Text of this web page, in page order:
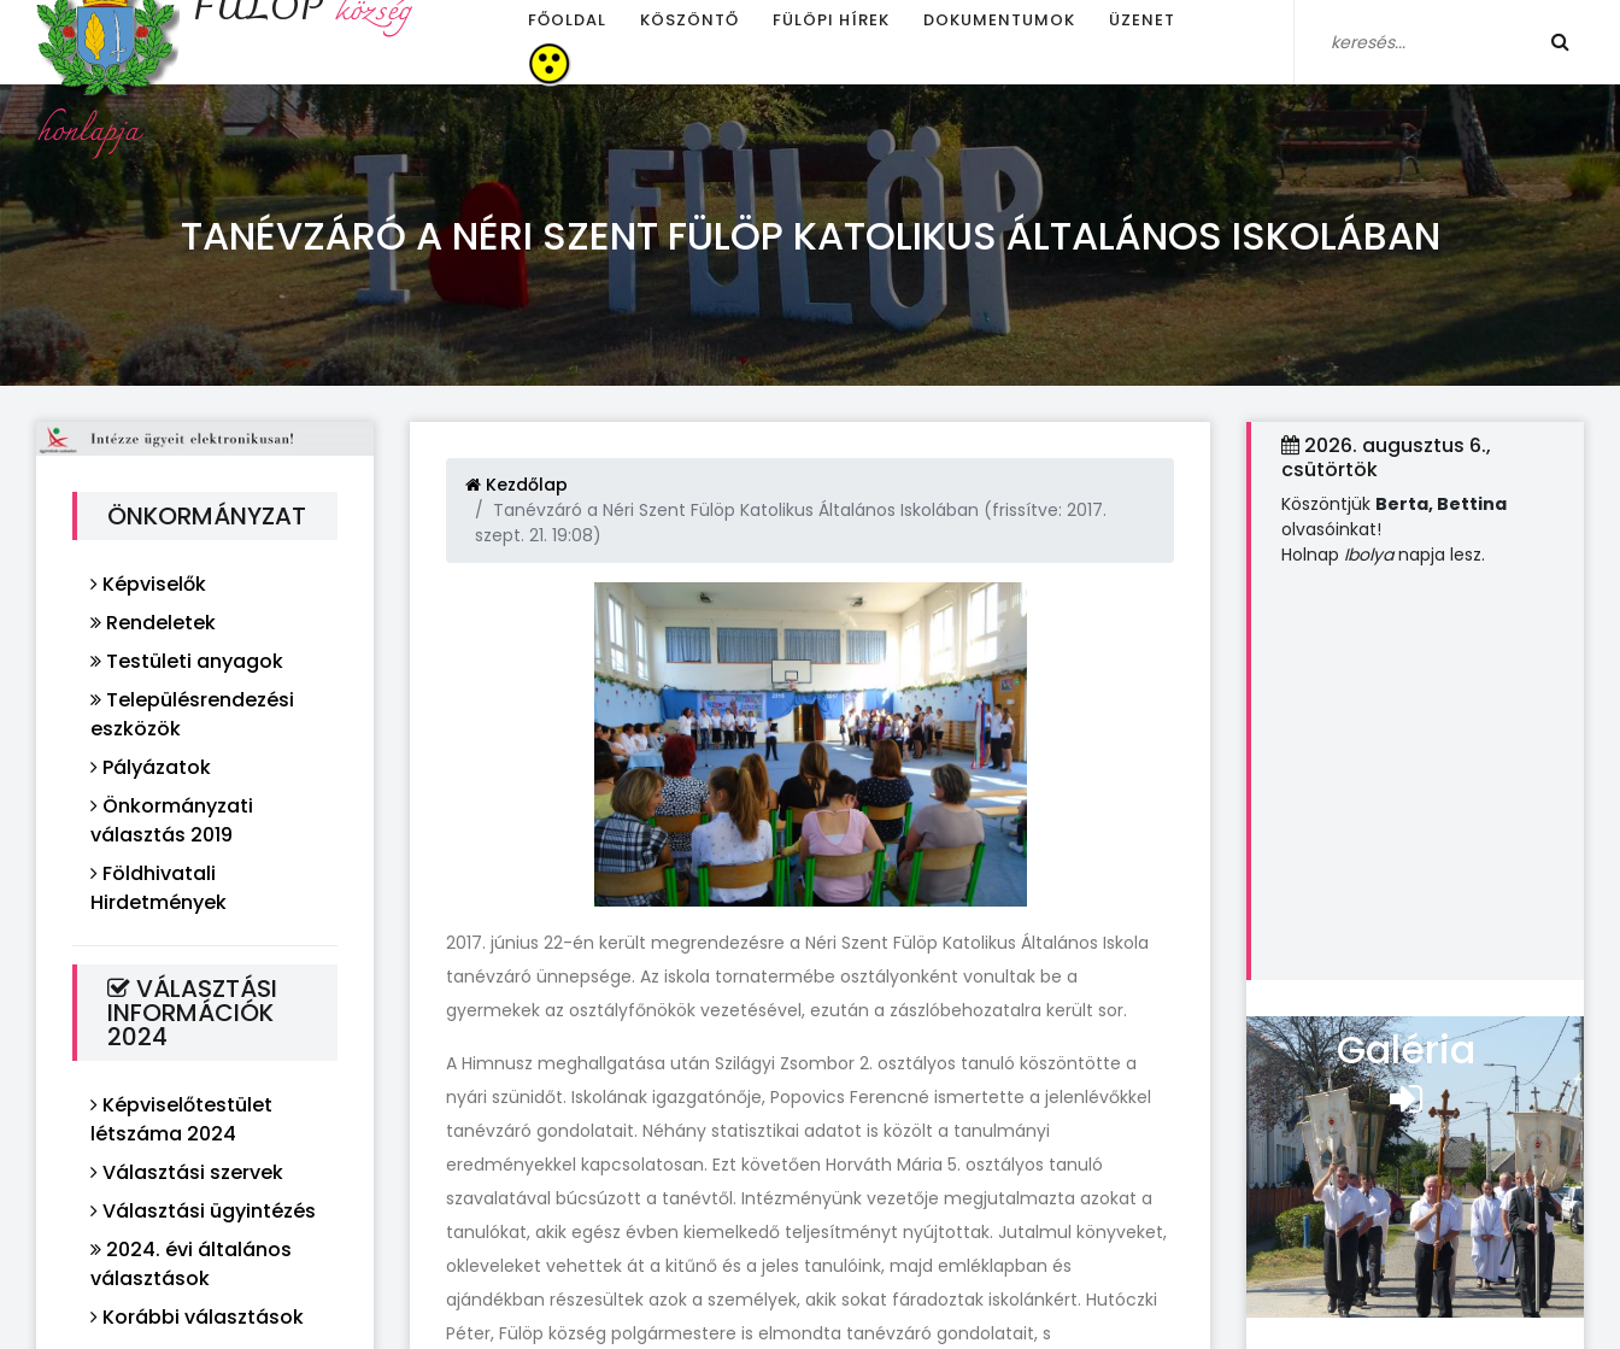
község
honlapja
FŐOLDAL KÖSZÖNTŐ FÜLÖPI HÍREK DOKUMENTUMOK ÜZENET
TANÉVZÁRÓ A NÉRI SZENT FÜLÖP KATOLIKUS ÁLTALÁNOS ISKOLÁBAN
ÖNKORMÁNYZAT
Képviselők
Rendeletek
Testületi anyagok
Településrendezési
eszközök
Pályázatok
Önkormányzati
választás 2019
Földhivatali
Hirdetmények
VÁLASZTÁSI
INFORMÁCIÓK
2024
Képviselőtestület
létszáma 2024
Választási szervek
Választási ügyintézés
2024. évi általános
választások
Korábbi választások
Kezdőlap
Tanévzáró a Néri Szent Fülöp Katolikus Általános Iskolában (frissítve: 2017.
szept. 21. 19:08)
2017. június 22-én került megrendezésre a Néri Szent Fülöp Katolikus Általános Iskola
tanévzáró ünnepsége. Az iskola tornatermébe osztályonként vonultak be a
gyermekek az osztályfőnökök vezetésével, ezután a zászlóbehozatalra került sor.
A Himnusz meghallgatása után Szilágyi Zsombor 2. osztályos tanuló köszöntötte a
nyári szünidőt. Iskolának igazgatónője, Popovics Ferencné ismertette a jelenlévőkkel
tanévzáró gondolatait. Néhány statisztikai adatot is közölt a tanulmányi
eredményekkel kapcsolatosan. Ezt követően Horváth Mária 5. osztályos tanuló
szavalatával búcsúzott a tanévtől. Intézményünk vezetője megjutalmazta azokat a
tanulókat, akik egész évben kiemelkedő teljesítményt nyújtottak. Jutalmul könyveket,
okleveleket vehettek át a kitűnő és a jeles tanulóink, majd emléklapban és
ajándékban részesültek azok a személyek, akik sokat fáradoztak iskolánkért. Hutóczki
Péter, Fülöp község polgármestere is elmondta tanévzáró gondolatait, s
2026. augusztus 6.,
csütörtök
Köszöntjük Berta, Bettina
olvasóinkat!
Holnap Ibolyanapja lesz.
Galéria